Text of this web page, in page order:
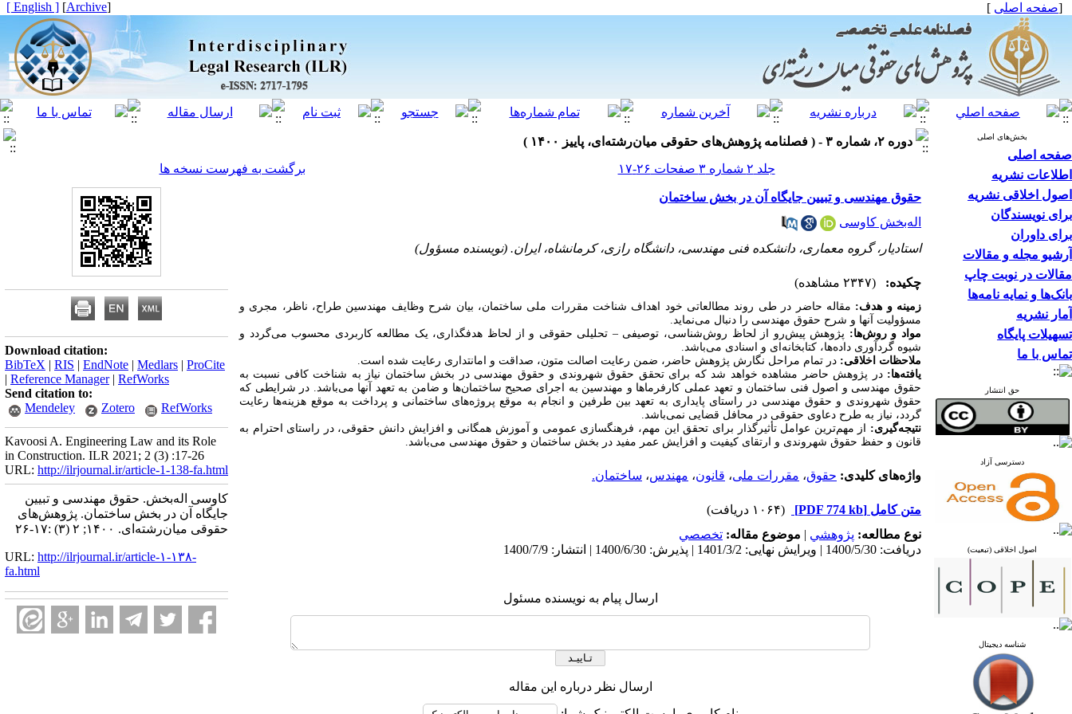
[صفحه اصلی ]
[
Archive
]
[ English ]
بخش‌های اصلی
صفحه اصلی
اطلاعات نشریه
اصول اخلاقی نشریه
برای نویسندگان
برای داوران
آرشیو مجله و مقالات
مقالات در نوبت چاپ
بانک‌ها و نمایه نامه‌ها
آمار نشریه
تسهیلات پایگاه
تماس با ما
حق انتشار
دسترسی آزاد
اصول اخلاقی (تبعیت)
شناسه دیجیتال
دوره ۲، شماره ۳ - ( فصلنامه پژوهش‌های حقوقی میان‌رشته‌ای، پاییز ۱۴۰۰ )
جلد ۲ شماره ۳ صفحات ۲۶-۱۷
برگشت به فهرست نسخه ها
حقوق مهندسی و تبیین جایگاه آن در بخش ساختمان
اله‌بخش کاوسی
استادیار، گروه معماری، دانشکده فنی مهندسی، دانشگاه رازی، کرمانشاه، ایران. (نویسنده مسؤول)
چکیده: (۲۳۴۷ مشاهده)
زمینه و هدف: مقاله حاضر در طی روند مطالعاتی خود اهداف شناخت مقررات ملی ساختمان، بیان شرح وظایف مهندسین طراح، ناظر، مجری و
مسؤولیت آنها و شرح حقوق مهندسی را دنبال می‌نماید.
مواد و روش‌ها: پژوهش پیش‌رو از لحاظ روش‌شناسی، توصیفی– تحلیلی حقوقی و از لحاظ هدف­گذاری، یک مطالعه کاربردی محسوب می‌گردد و
شیوه گردآوری داده‌ها، کتابخانه‌ای و اسنادی می‌باشد.
ملاحظات اخلاقی: در تمام مراحل نگارش پژوهش حاضر، ضمن رعایت اصالت متون، صداقت و امانتداری رعایت شده است.
یافته‌ها: در پژوهش حاضر مشاهده خواهد شد که برای تحقق حقوق شهروندی و حقوق مهندسی در بخش ساختمان‌ نیاز به شناخت کافی نسبت به
حقوق مهندسی و اصول فنی ساختمان و تعهد عملی کارفرماها و مهندسین به اجرای صحیح ساختمان‌ها و ضامن به تعهد آنها می‌باشد. در شرایطی که
حقوق شهروندی و حقوق مهندسی در راستای پایداری به تعهد بین طرفین و انجام به موقع پروژه‌های ساختمانی و پرداخت به موقع هزینه‌ها رعایت
گردد، نیاز به طرح دعاوی حقوقی در محافل قضایی نمی‌باشد.
نتیجه‌گیری:
از مهم‌ترین عوامل تأثیرگذار برای تحقق این مهم، فرهنگ­سازی عمومی و آموزش همگانی و افزایش دانش حقوقی، در راستای احترام به
قانون و حفظ حقوق شهروندی و
ارتقای کیفیت و افزایش عمر مفید در بخش ساختمان‌ و حقوق مهندسی می‌باشد.
واژه‌های کلیدی: حقوق، مقررات ملی، قانون، مهندس، ساختمان.
متن کامل [PDF 774 kb]
(۱۰۶۴ دریافت)
نوع مطالعه: پژوهشي | موضوع مقاله: تخصصي
دریافت: 1400/5/30 | ویرایش نهایی: 1401/3/2 | پذیرش: 1400/6/30 | انتشار: 1400/7/9
ارسال پیام به نویسنده مسئول
ارسال نظر درباره این مقاله
Download citation:
BibTeX | RIS | EndNote | Medlars | ProCite
| Reference Manager| RefWorks
Send citation to:
Mendeley
Zotero RefWorks
Kavoosi A. Engineering Law and its Role
in Construction. ILR 2021; 2 (3) :17-26
URL: http://ilrjournal.ir/article-1-138-fa.html
کاوسی اله‌بخش. حقوق مهندسی و تبیین
جایگاه آن در بخش ساختمان. پژوهش‌های
حقوقی میان‌رشته‌ای. ۱۴۰۰; ۲ (۳) :۱۷-۲۶
URL: http://ilrjournal.ir/article-۱-۱۳۸-
fa.html